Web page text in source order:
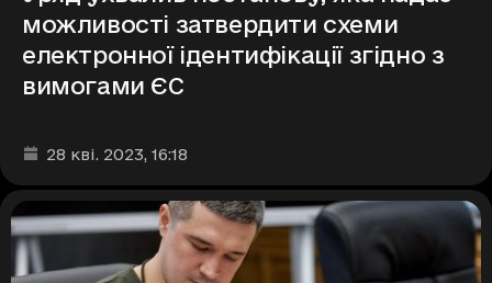
можливості затвердити схеми
електронної ідентифікації згідно з
вимогами ЄС
Дата та час публікації
28 кві. 2023, 16:18